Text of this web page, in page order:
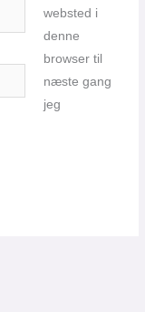
websted i
denne
browser til
næste gang
jeg